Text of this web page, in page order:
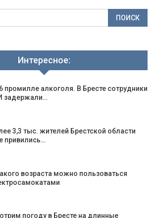
Интересное:
промилле алкоголя. В Бресте сотрудники
задержали…
3,3 тыс. жителей Брестской области
привились…
возраста можно пользоваться
погоду в Бресте на длинные